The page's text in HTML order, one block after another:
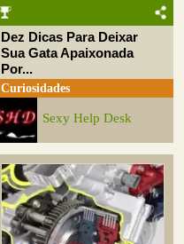
Dez Dicas Para Deixar
Sua Gata Apaixonada
Por...
Curiosidades
Sexy Help Desk